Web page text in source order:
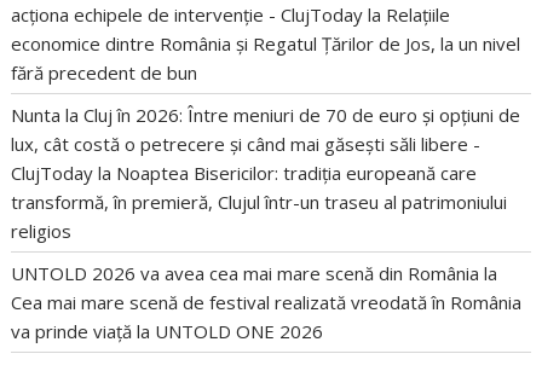
acționa echipele de intervenție - ClujToday la Relațiile
economice dintre România și Regatul Țărilor de Jos, la un nivel
fără precedent de bun
Nunta la Cluj în 2026: Între meniuri de 70 de euro și opțiuni de
lux, cât costă o petrecere și când mai găsești săli libere -
ClujToday la Noaptea Bisericilor: tradiția europeană care
transformă, în premieră, Clujul într-un traseu al patrimoniului
religios
UNTOLD 2026 va avea cea mai mare scenă din România la
Cea mai mare scenă de festival realizată vreodată în România
va prinde viață la UNTOLD ONE 2026